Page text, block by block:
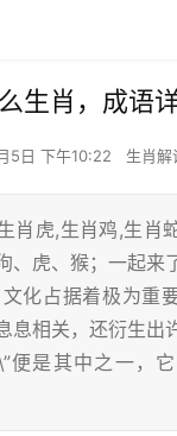
生肖，成语
5日 下午10:22 生肖解
肖虎,生肖鸡,生肖
、虎、猴；一起来
化占据着极为重
息相关，还衍生出
便是其中之一，